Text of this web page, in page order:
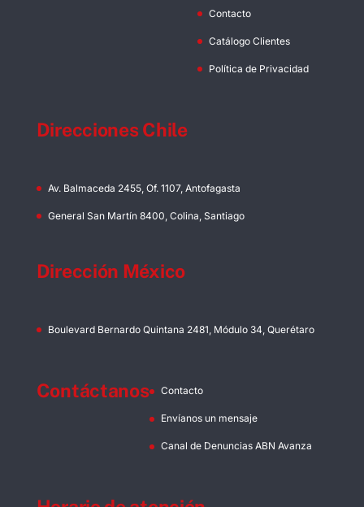
Contacto
Catálogo Clientes
Política de Privacidad
Direcciones Chile
Av. Balmaceda 2455, Of. 1107, Antofagasta
General San Martín 8400, Colina, Santiago
Dirección México
Boulevard Bernardo Quintana 2481, Módulo 34, Querétaro
Contáctanos Contacto
Envíanos un mensaje
Canal de Denuncias ABN Avanza